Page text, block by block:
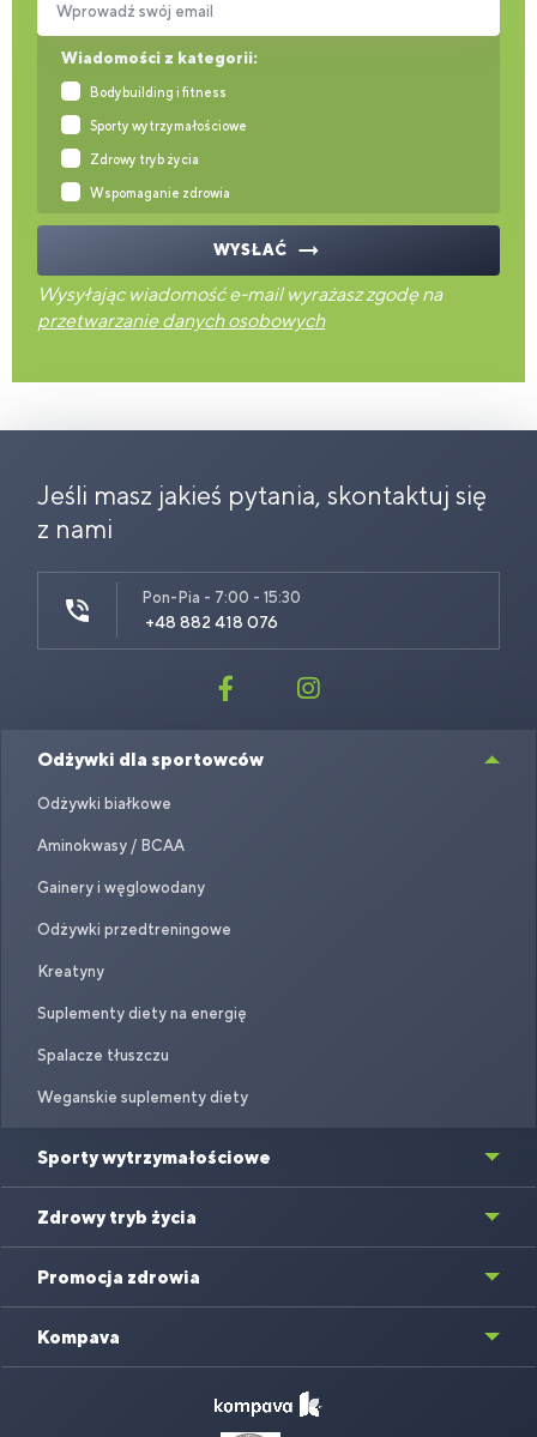
Wiadomości z kategorii:
Bodybuilding i fitness
Sporty wytrzymałościowe
Zdrowy tryb życia
Wspomaganie zdrowia
Wprowadź swój email
WYSŁAĆ
Wysyłając wiadomość e-mail wyrażasz zgodę na
przetwarzanie danych osobowych
Jeśli masz jakieś pytania, skontaktuj się
z nami
Pon-Pia - 7:00 - 15:30
+48 882 418 076
Odżywki dla sportowców
Odżywki białkowe
Aminokwasy / BCAA
Gainery i węglowodany
Odżywki przedtreningowe
Kreatyny
Suplementy diety na energię
Spalacze tłuszczu
Weganskie suplementy diety
Sporty wytrzymałościowe
Zdrowy tryb życia
Promocja zdrowia
Kompava